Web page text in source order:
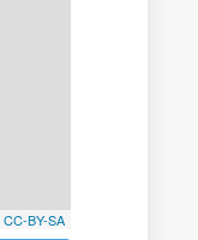
CC-BY-SA